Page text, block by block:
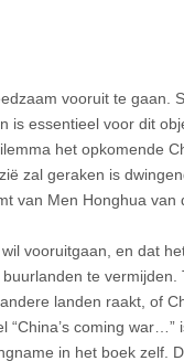
vooruit te gaan.
is essentieel voor dit
het opkomende
zal geraken is
van Men Honghua van
vooruitgaan, en dat
te vermijden.
landen raakt, of
coming war…”
in het boek zelf.